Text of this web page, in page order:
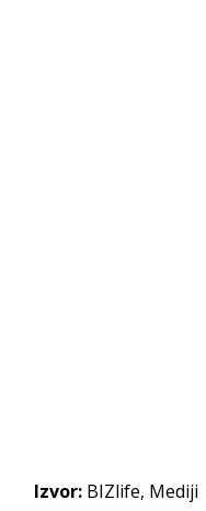
Izvor: BIZlife, Mediji